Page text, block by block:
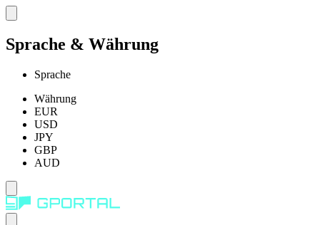
Sprache & Währung
Sprache
Währung
EUR
USD
JPY
GBP
AUD